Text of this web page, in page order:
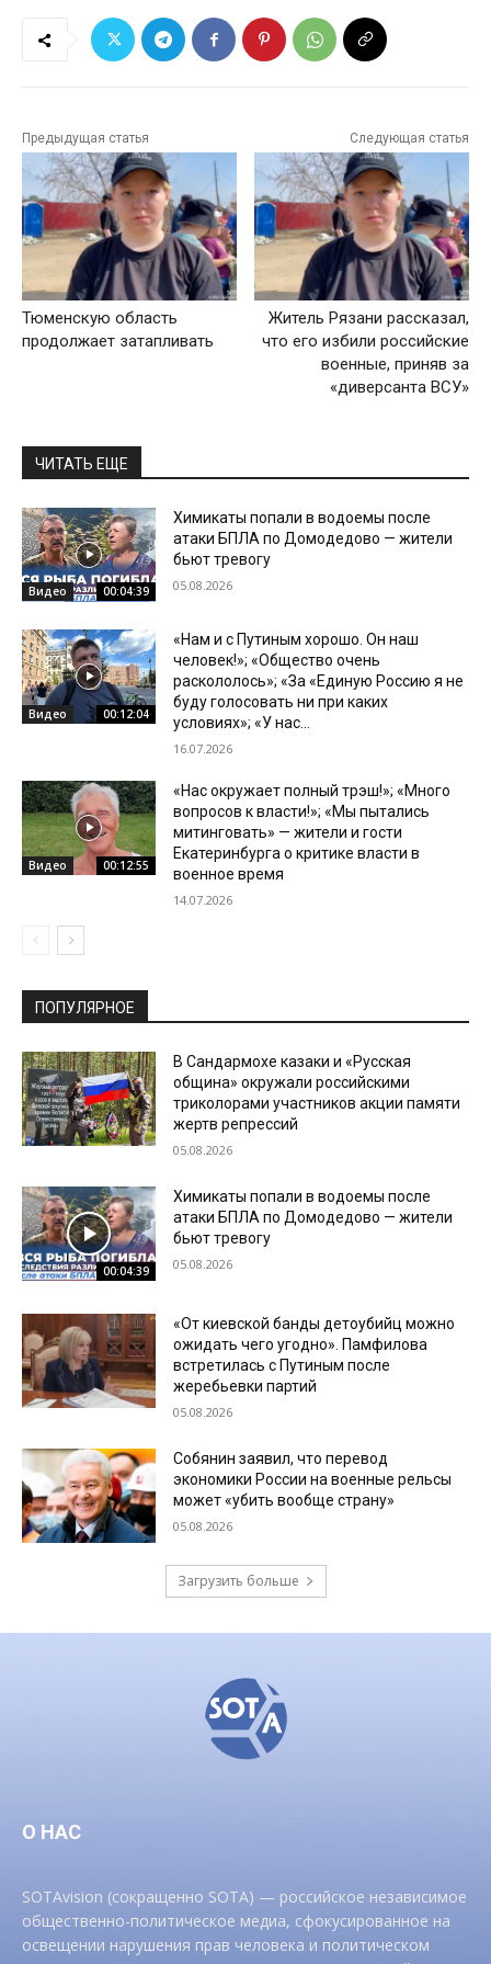
Предыдущая статья
Тюменскую область
продолжает затапливать
Следующая статья
Житель Рязани рассказал,
что его избили российские
военные, приняв за
«диверсанта ВСУ»
ЧИТАТЬ ЕЩЕ
Видео 00:04:39
Химикаты попали в водоемы после
атаки БПЛА по Домодедово — жители
бьют тревогу
05.08.2026
Видео 00:12:04
«Нам и с Путиным хорошо. Он наш
человек!»; «Общество очень
раскололось»; «За «Единую Россию я не
буду голосовать ни при каких
условиях»; «У нас...
16.07.2026
Видео 00:12:55
«Нас окружает полный трэш!»; «Много
вопросов к власти!»; «Мы пытались
митинговать» — жители и гости
Екатеринбурга о критике власти в
военное время
14.07.2026
ПОПУЛЯРНОЕ
В Сандармохе казаки и «Русская
община» окружали российскими
триколорами участников акции памяти
жертв репрессий
05.08.2026
00:04:39
Химикаты попали в водоемы после
атаки БПЛА по Домодедово — жители
бьют тревогу
05.08.2026
«От киевской банды детоубийц можно
ожидать чего угодно». Памфилова
встретилась с Путиным после
жеребьевки партий
05.08.2026
Собянин заявил, что перевод
экономики России на военные рельсы
может «убить вообще страну»
05.08.2026
Загрузить больше
О НАС
SOTAvision (сокращенно SOTA) — российское независимое
общественно-политическое медиа, сфокусированное на
освещении нарушения прав человека и политическом